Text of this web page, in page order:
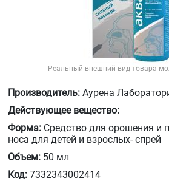
Реальный внешний вид товара
Производитель: Аурена
Действующее вещество:
Форма: Средство для орошения и
носа для детей и взрослых- спрей
Объем: 50 мл
Код: 7332343002414